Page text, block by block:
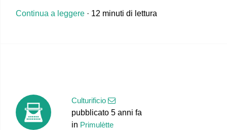
Continua a leggere · 12 minuti di lettura
Culturificio
pubblicato 5 anni fa
in Primulètte